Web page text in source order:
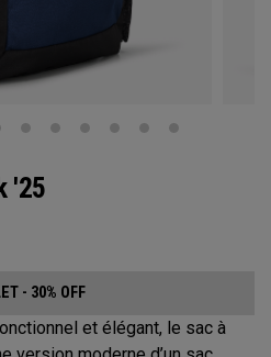
'25
- 30% OFF
et élégant, le sac à